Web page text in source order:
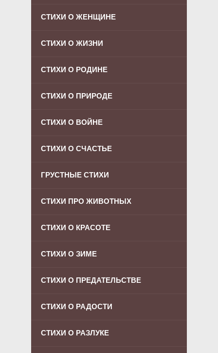
СТИХИ О ЖЕНЩИНЕ
СТИХИ О ЖИЗНИ
СТИХИ О РОДИНЕ
СТИХИ О ПРИРОДЕ
СТИХИ О ВОЙНЕ
СТИХИ О СЧАСТЬЕ
ГРУСТНЫЕ СТИХИ
СТИХИ ПРО ЖИВОТНЫХ
СТИХИ О КРАСОТЕ
СТИХИ О ЗИМЕ
СТИХИ О ПРЕДАТЕЛЬСТВЕ
СТИХИ О РАДОСТИ
СТИХИ О РАЗЛУКЕ